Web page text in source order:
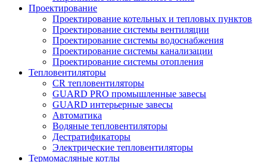
Проектирование
Проектирование котельных и тепловых пунктов
Проектирование системы вентиляции
Проектирование системы водоснабжения
Проектирование системы канализации
Проектирование системы отопления
Тепловентиляторы
CR тепловентиляторы
GUARD PRO промышленные завесы
GUARD интерьерные завесы
Автоматика
Водяные тепловентиляторы
Дестратификаторы
Электрические тепловентиляторы
Термомасляные котлы